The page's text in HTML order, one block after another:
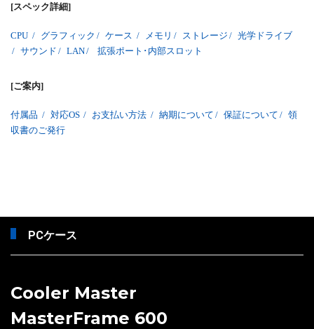
[スペック詳細]
CPU / グラフィック / ケース / メモリ / ストレージ / 光学ドライブ
/ サウンド / LAN/ 拡張ポート･内部スロット
[ご案内]
付属品 / 対応OS / お支払い方法 / 納期について / 保証について / 領
収書のご発行
PCケース
Cooler Master
MasterFrame 600